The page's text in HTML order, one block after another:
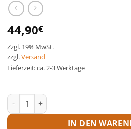
44,90€
Zzgl. 19% MwSt.
zzgl.Versand
Lieferzeit: ca. 2-3 Werktage
Wetterstation Menge
IN DEN